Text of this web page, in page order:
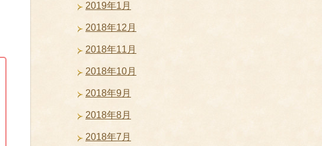
2019年1月
2018年12月
2018年11月
2018年10月
2018年9月
2018年8月
2018年7月